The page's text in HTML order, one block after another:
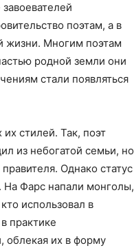
поэтам, а в
жизни. Многим поэтам
родной земли они
стали появляться
стилей. Так, поэт
из небогатой семьи, но
Однако статус
На Фарс напали монголы,
использовал в
практике
облекая их в форму